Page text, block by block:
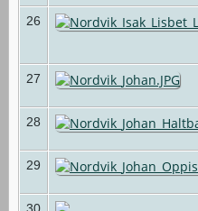
26
27
28
29
30